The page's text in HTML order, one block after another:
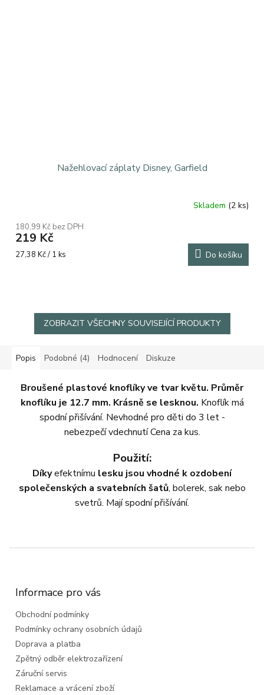
Nažehlovací záplaty Disney, Garfield
Skladem (2 ks)
180,99 Kč bez DPH
219 Kč
Měrná
27,38 Kč / 1 ks Do košíku
ZOBRAZIT VŠECHNY SOUVISEJÍCÍ PRODUKTY
Popis Podobné (4) Hodnocení Diskuze
Broušené plastové knoflíky ve tvar květu. Průměr
knoflíku je 12.7 mm. Krásně se lesknou. Knoflík má
spodní přišívání. Nevhodné pro děti do 3 let -
nebezpečí vdechnutí Cena za kus.
Použití:
Díkyefektnímu lesku jsou vhodné k ozdobení
společenských a svatebních šatů, bolerek, sak nebo
svetrů. Mají spodní přišívání.
Informace pro vás
Obchodní podmínky
Podmínky ochrany osobních údajů
Doprava a platba
Zpětný odběr elektrozařízení
Záruční servis
Reklamace a vrácení zboží